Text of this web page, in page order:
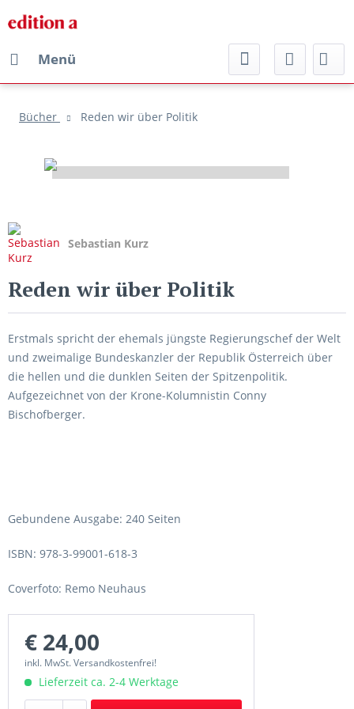
Menü
Bücher Reden wir über Politik
Sebastian Kurz
Reden wir über Politik
Erstmals spricht der ehemals jüngste Regierungschef der Welt
und zweimalige Bundeskanzler der Republik Österreich über
die hellen und die dunklen Seiten der Spitzenpolitik.
Aufgezeichnet von der Krone-Kolumnistin Conny
Bischofberger.
Gebundene Ausgabe: 240 Seiten
ISBN: 978-3-99001-618-3
Coverfoto: Remo Neuhaus
€ 24,00
inkl. MwSt. Versandkostenfrei!
Lieferzeit ca. 2-4 Werktage